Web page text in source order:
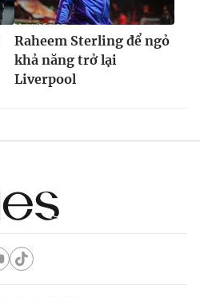
Raheem Sterling để ngỏ
khả năng trở lại
Liverpool